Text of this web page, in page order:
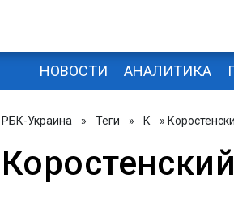
НОВОСТИ АНАЛИТИКА
РБК-Украина » Теги » К »